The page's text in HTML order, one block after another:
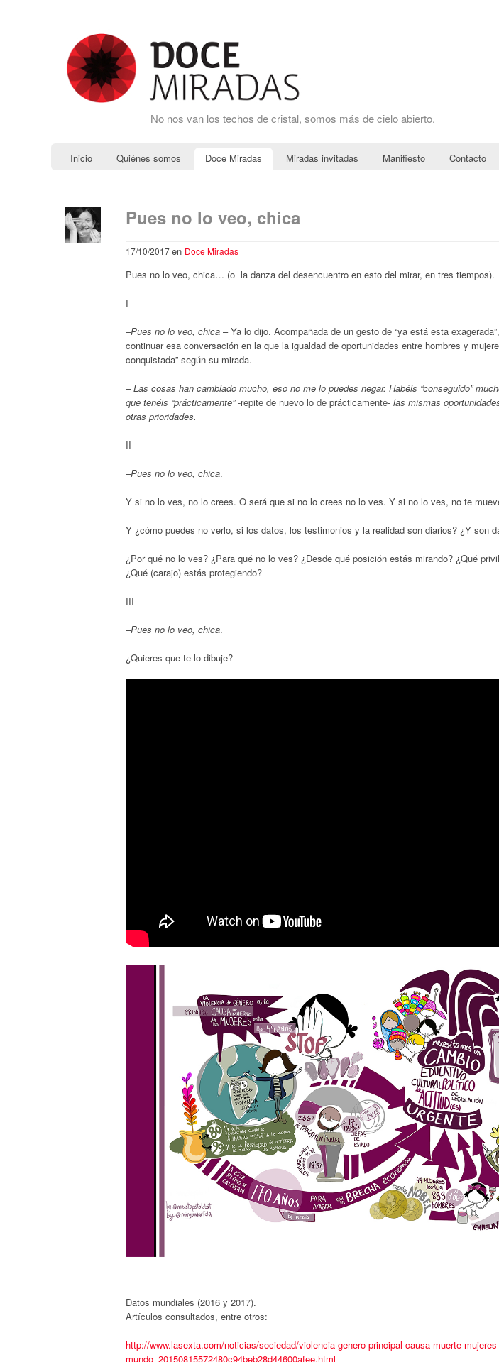
No nos van los techos de cristal, somos más de cielo abierto.
Inicio Quiénes somos Doce Miradas Miradas invitadas Manifiesto Contacto
Pues no lo veo, chica
17/10/2017en Doce Miradas
Pues no lo veo, chica… (o la danza del desencuentro en esto del mirar, en tres tiempos).
I
–Pues no lo veo, chica – Ya lo dijo. Acompañada de un gesto de “ya está esta
continuar esa conversación en la que la igualdad de oportunidades entre hombres y
conquistada” según su mirada.
–Las cosas han cambiado mucho, eso no me lo puedes negar. Habéis “conseguido”
que tenéis “prácticamente”-repite de nuevo lo de prácticamente- las mismas
otras prioridades.
II
–Pues no lo veo, chica.
Y si no lo ves, no lo crees. O será que si no lo crees no lo ves. Y si no lo ves, no te
Y ¿cómo puedes no verlo, si los datos, los testimonios y la realidad son diarios? ¿Y son
¿Por qué no lo ves? ¿Para qué no lo ves? ¿Desde qué posición estás mirando? ¿Qué
¿Qué (carajo) estás protegiendo?
III
–Pues no lo veo, chica.
¿Quieres que te lo dibuje?
Datos mundiales (2016 y 2017).
Artículos consultados, entre otros:
http://www.lasexta.com/noticias/sociedad/violencia-genero-principal-causa-muerte-mujeres-
mundo_20150815572480c94beb28d44600afee.html